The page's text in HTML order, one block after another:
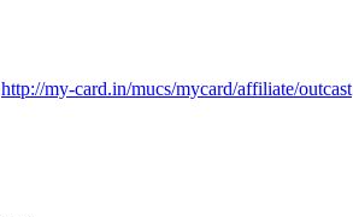
http://my-card.in/mucs/mycard/affiliate/outcast